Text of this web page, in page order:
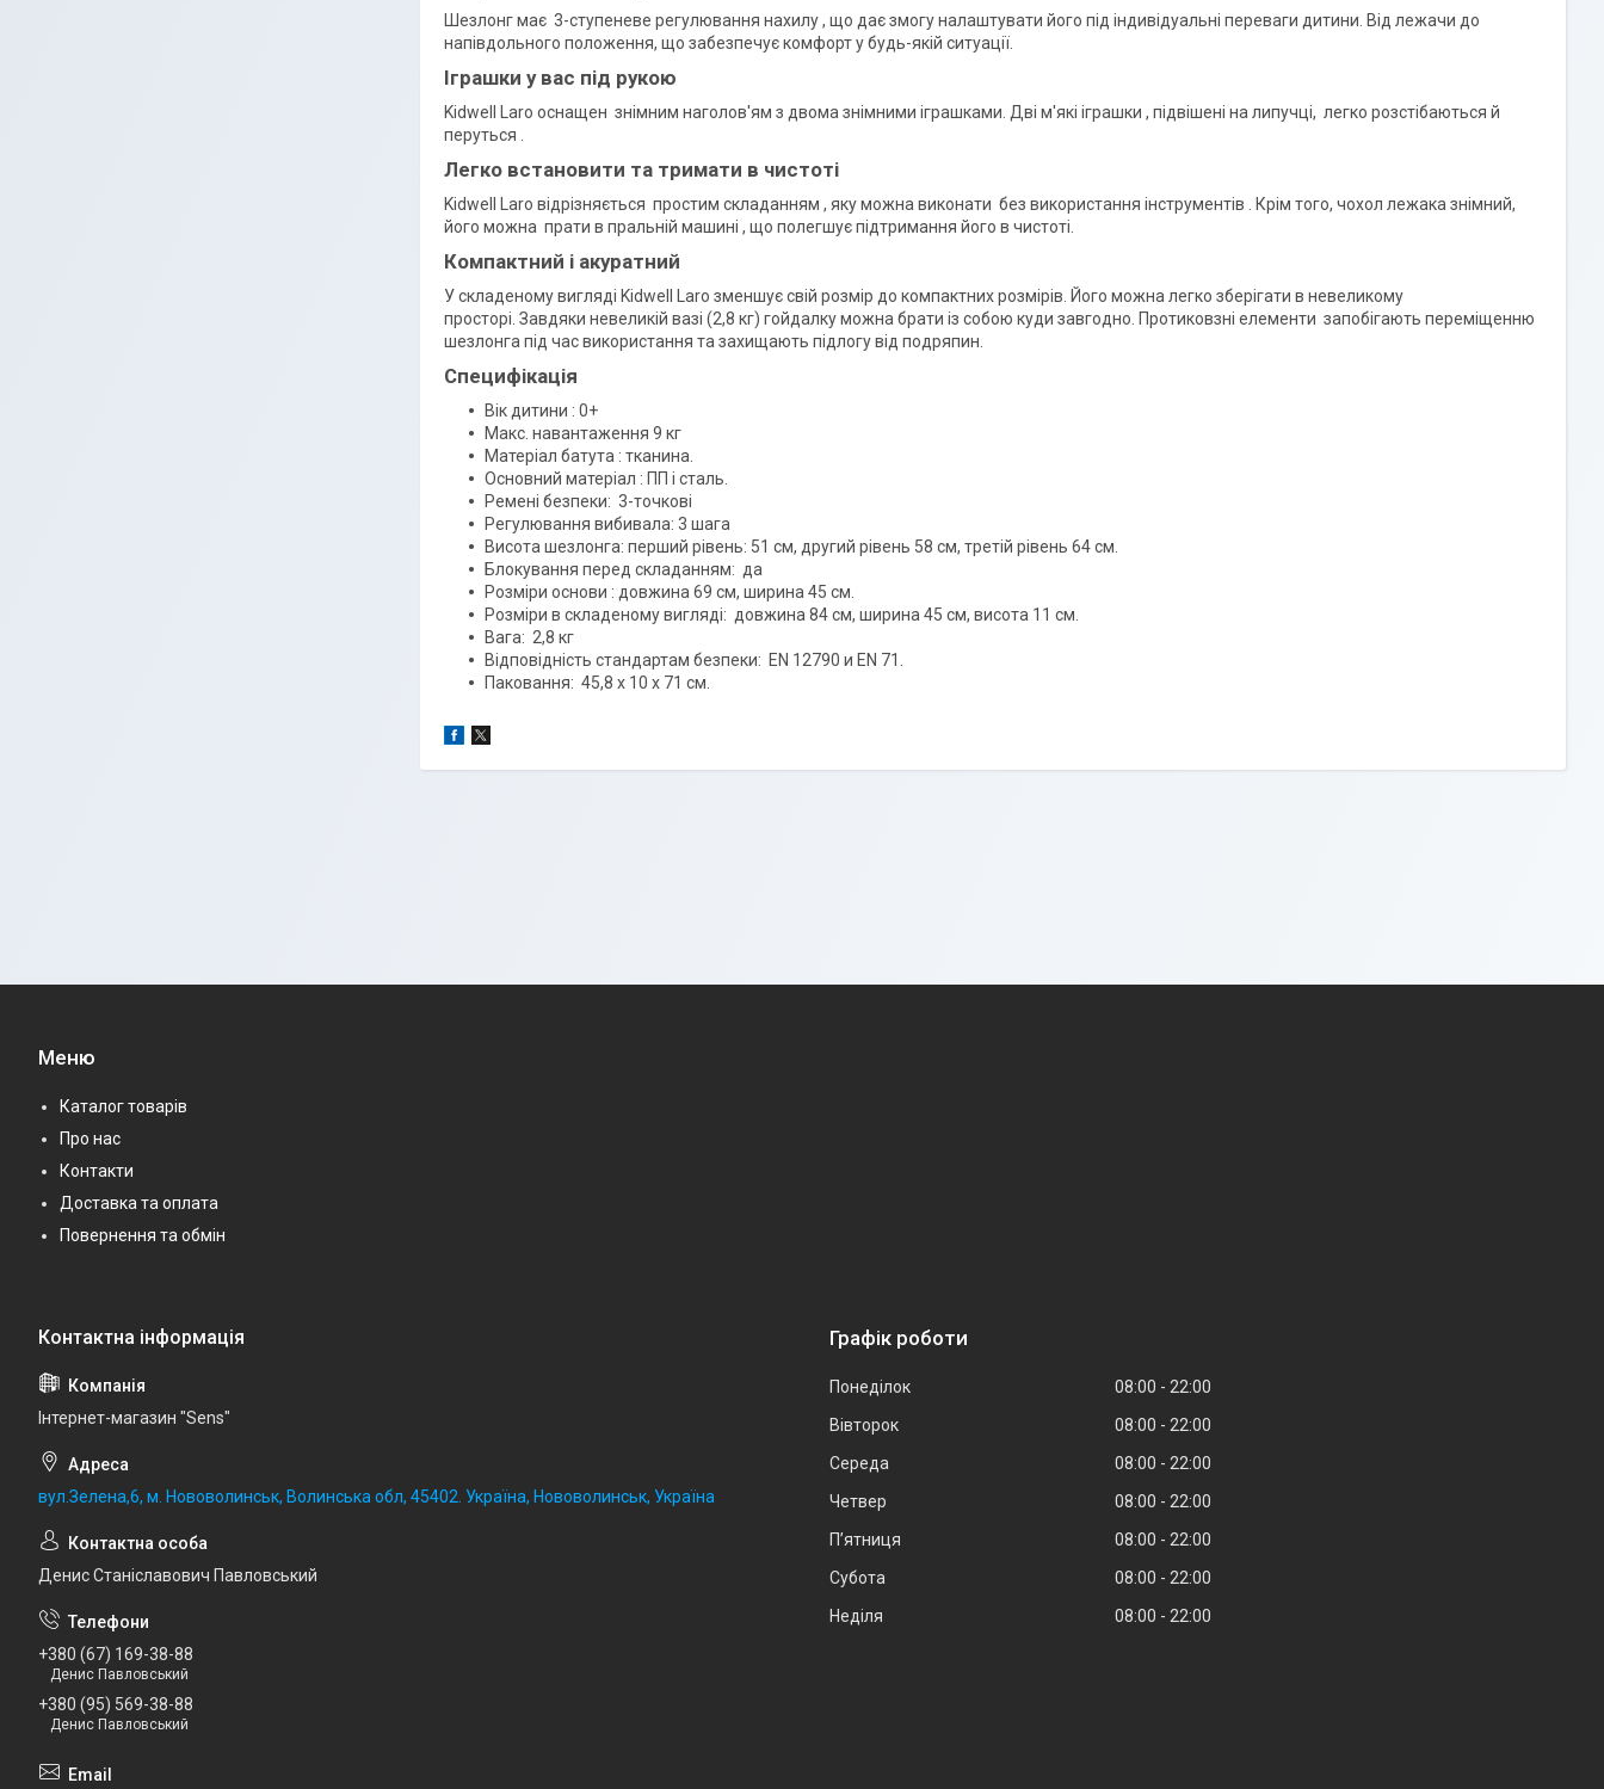
Шезлонг має 3-ступеневе регулювання нахилу , що дає змогу налаштувати його під індивідуальні переваги дитини. Від лежачи до
напівдольного положення, що забезпечує комфорт у будь-якій ситуації.
Іграшки у вас під рукою
Kidwell Laro оснащен знімним наголов'ям з двома знімними іграшками. Дві м'які іграшки , підвішені на липучці, легко розстібаються й
перуться .
Легко встановити та тримати в чистоті
Kidwell Laro відрізняється простим складанням , яку можна виконати без використання інструментів . Крім того, чохол лежака знімний,
його можна прати в пральній машині , що полегшує підтримання його в чистоті.
Компактний і акуратний
У складеному вигляді Kidwell Laro зменшує свій розмір до компактних розмірів. Його можна легко зберігати в невеликому
просторі. Завдяки невеликій вазі (2,8 кг) гойдалку можна брати із собою куди завгодно. Протиковзні елементи запобігають переміщенню
шезлонга під час використання та захищають підлогу від подряпин.
Специфікація
Вік дитини : 0+
Макс. навантаження 9 кг
Матеріал батута : тканина.
Основний матеріал : ПП і сталь.
Ремені безпеки: 3-точкові
Регулювання вибивала: 3 шага
Висота шезлонга: перший рівень: 51 см, другий рівень 58 см, третій рівень 64 см.
Блокування перед складанням: да
Розміри основи : довжина 69 см, ширина 45 см.
Розміри в складеному вигляді: довжина 84 см, ширина 45 см, висота 11 см.
Вага: 2,8 кг
Відповідність стандартам безпеки: EN 12790 и EN 71.
Паковання: 45,8 х 10 х 71 см.
Меню
Каталог товарів
Про нас
Контакти
Доставка та оплата
Повернення та обмін
Iнтернет-магазин "Sens"
вул.Зелена,6, м. Нововолинськ, Волинська обл, 45402. Україна, Нововолинськ, Україна
Денис Станіславович Павловський
+380 (67) 169-38-88
Денис Павловський
+380 (95) 569-38-88
Денис Павловський
Графік роботи
Понеділок 08:00
22:00
Вівторок
08:00
22:00
Середа
08:00
22:00
Четвер
08:00
22:00
Пʼятниця
08:00
22:00
Субота
08:00
22:00
Неділя
08:00 22:00